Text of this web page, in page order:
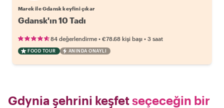
Marek ile Gdansk keyfini çıkar
Gdansk'ın 10 Tadı
84 değerlendirme • €78.68 kişi başı • 3 saat
FOOD TOUR ANINDA ONAYLI
Gdynia şehrini keşfetseçeceğin bir